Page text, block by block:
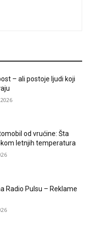
– ali postoje ljudi koji
od vrućine: Šta
letnjih temperatura
Radio Pulsu – Reklame